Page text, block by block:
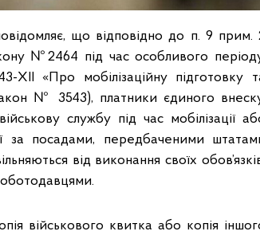
що відповідно до п. 9 прим.
№2464 під час особливого
ХІІ «Про мобілізаційну підготовку
№ 3543), платники єдиного
службу під час мобілізації
за посадами, передбаченими
від виконання своїх
військового квитка або копія